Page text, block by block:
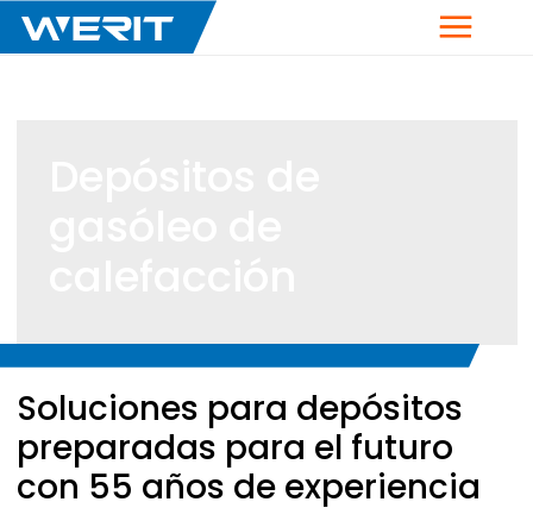
Menú
Breadcrumb
Soluciones para depósitos
preparadas para el futuro
con 55 años de experiencia